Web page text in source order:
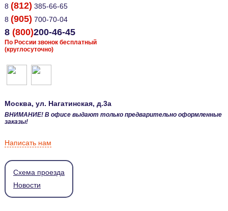
8 (812) 385-66-65
8 (905) 700-70-04
8 (800)200-46-45
По России звонок бесплатный
(круглосуточно)
Москва, ул. Нагатинская, д.3а
ВНИМАНИЕ! В офисе выдают только предварительно оформленные
заказы!
Написать нам
Схема проезда
Новости